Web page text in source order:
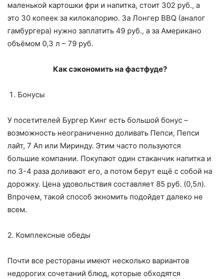
маленькой картошки фри и напитка, стоит 302 руб., а
это 30 копеек за килокалорию. За Лонгер BBQ (аналог
гамбургера) нужно заплатить 49 руб., а за Американо
объёмом 0,3 л – 79 руб.
Как сэкономить на фастфуде?
Бонусы
У посетителей Бургер Кинг есть большой бонус –
возможность неограниченно доливать Пепси, Пепси
лайт, 7 Ап или Миринду. Этим часто пользуются
большие компании. Покупают один стаканчик напитка и
по 3-4 раза доливают его, а потом берут ещё с собой на
дорожку. Цена удовольствия составляет 85 руб. (0,5л).
Впрочем, такой способ экномить подойдет далеко не
всем.
2. Комплексные обеды
Почти все рестораны имеют несколько вариантов
недорогих сочетаний блюд, которые обходятся